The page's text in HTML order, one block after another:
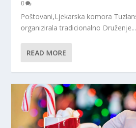
0
Poštovani,Ljekarska komora
organizirala tradicionalno Druženje...
READ MORE